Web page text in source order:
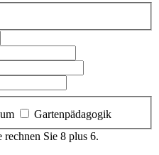
Gartenpädagogik
rechnen Sie 8 plus 6.